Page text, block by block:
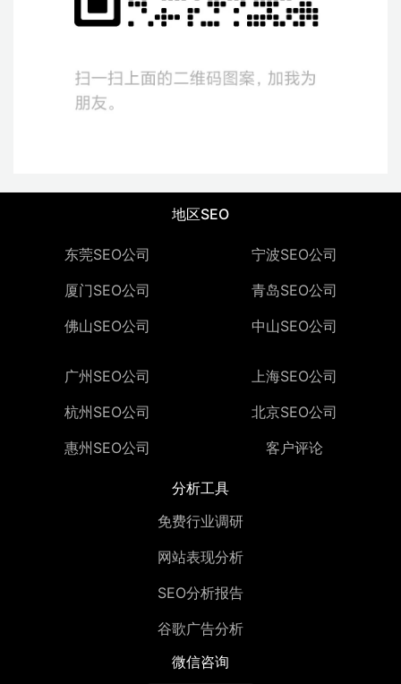
地区SEO
东莞SEO公司
厦门SEO公司
佛山SEO公司
宁波SEO公司
青岛SEO公司
中山SEO公司
广州SEO公司
杭州SEO公司
惠州SEO公司
上海SEO公司
北京SEO公司
客户评论
分析工具
免费行业调研
网站表现分析
SEO分析报告
谷歌广告分析
微信咨询